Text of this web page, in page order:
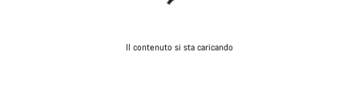
Il contenuto si sta caricando